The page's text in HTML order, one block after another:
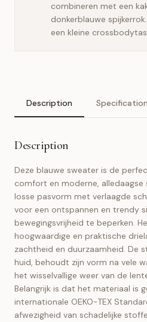
combineren met een
donkerblauwe
een kleine
Description Specification
Description
Deze blauwe sweater is de
comfort en moderne,
losse pasvorm met verlaagde
voor een ontspannen en trendy
bewegingsvrijheid te beperken.
hoogwaardige en praktische
zachtheid en duurzaamheid. De
huid, behoudt zijn vorm na vele
het wisselvallige weer van de
Belangrijk is dat het materiaal is
internationale OEKO-TEX
afwezigheid van schadelijke